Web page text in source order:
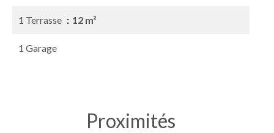
1 Terrasse 12 m²
1 Garage
Proximités